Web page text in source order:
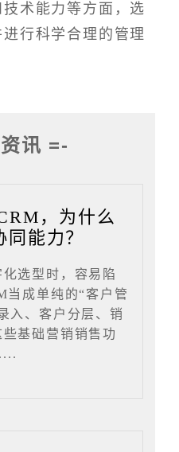
术能力等方面，选
行科学合理的管理
讯 =-
，为什么
能力？
选型时，容易陷
当成单纯的“客户管
入、客户分层、销
基础营销销售功